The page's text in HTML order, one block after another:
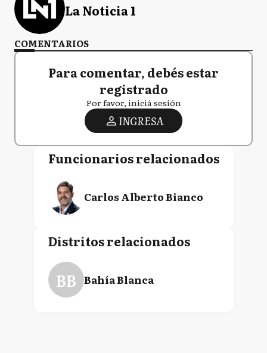
La Noticia 1
COMENTARIOS
Para comentar, debés estar
registrado
Por favor, iniciá sesión
INGRESA
Funcionarios relacionados
Carlos Alberto Bianco
Distritos relacionados
BB Bahía Blanca